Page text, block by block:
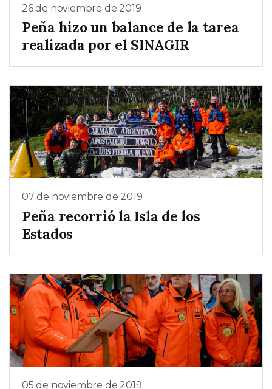
26 de noviembre de 2019
Peña hizo un balance de la tarea
realizada por el SINAGIR
07 de noviembre de 2019
Peña recorrió la Isla de los
Estados
05 de noviembre de 2019